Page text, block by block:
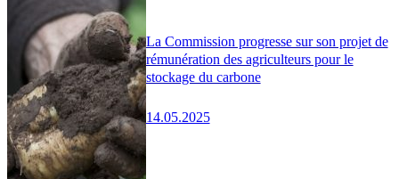
La Commission progresse sur son projet de
rémunération des agriculteurs pour le
stockage du carbone
14.05.2025